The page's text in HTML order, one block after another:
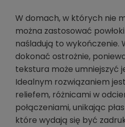
W domach, w których nie
można zastosować
naśladują to wykończenie.
dokonać ostrożnie,
tekstura może umniejszyć
Idealnym rozwiązaniem
reliefem, różnicami w
połączeniami, unikając
które wydają się być